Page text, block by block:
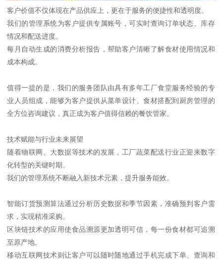
客户价值不仅体现在产品供应上，更在于服务的便捷性和透明度。
我们的管理系统为客户提供专属账号，可实时查询订单状态、库存
情况和配送进度。
每月自动生成的消费分析报告，帮助客户清晰了解食材使用情况和
成本构成。
值得一提的是，我们的服务团队由具有多年工厂食堂服务经验的专
业人员组成，能够为客户提供从菜单设计、食材搭配到厨房管理的
全方位咨询建议，真正成为客户值得信赖的餐饮管家。
技术赋能与行业未来展望
随着物联网、大数据等技术的发展，工厂蔬菜配送行业正迎来数字
化转型的关键时期。
我们的管理系统不断融入新技术元素，提升服务能效。
智能订货预测算法通过分析历史数据和季节因素，准确预判客户需
求，实现精准采购。
区块链技术的应用使食品溯源更加透明可信，每一份食材都可追溯
至原产地。
移动互联网技术则让客户可以随时随地通过手机完成下单、查询和